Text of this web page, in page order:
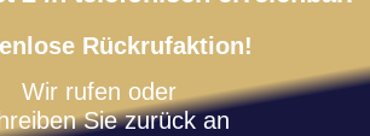
Rückrufaktion!
Wir rufen oder
Sie zurück an